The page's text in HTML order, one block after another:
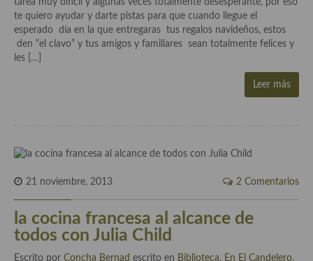
Cocina Azerí (Azerbaiyán)
Cocina de Egipto
Cocina Japonesa
Cocina Vietnamita
Cocina Coreana
tarea muy difícil y algunas veces totalmente desesperante, por eso
te quiero ayudar y darte pistas para que cuando llegue el
esperado día en la que entregaras tus regalos navideños, estos
den “el clavo” y tus amigos y familiares sean totalmente felices y
les […]
Leer más
21 noviembre, 2013 2 Comentarios
la cocina francesa al alcance de
todos con Julia Child
Escrito por Concha Bernad escrito en Biblioteca, En El Candelero,